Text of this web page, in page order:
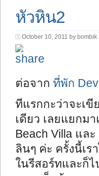
หัวหิน2
October 10, 2011 by bombik
ต่อจาก ที่พัก
ทีแรกกะว่าจะเ
เดียว เลยแยกม
Beach Villa แล
ลินๆ ค่ะ ครั้งนี้เ
ในรีสอร์ทและก็